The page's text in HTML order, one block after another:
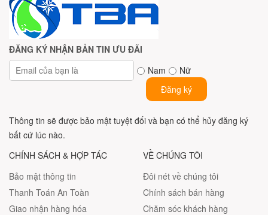
ĐĂNG KÝ NHẬN BẢN TIN ƯU ĐÃI
Nam
Nữ
Đăng ký
Thông tin sẽ được bảo mật tuyệt đối và bạn có thể hủy đăng ký
bất cứ lúc nào.
CHÍNH SÁCH & HỢP TÁC
Bảo mật thông tin
Thanh Toán An Toàn
Giao nhận hàng hóa
VỀ CHÚNG TÔI
Đôi nét về chúng tôi
Chính sách bán hàng
Chăm sóc khách hàng